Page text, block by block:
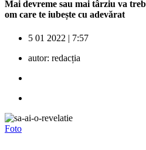
Mai devreme sau mai târziu va
om care te iubește cu adevărat
5 01 2022 | 7:57
autor: redacția
Foto